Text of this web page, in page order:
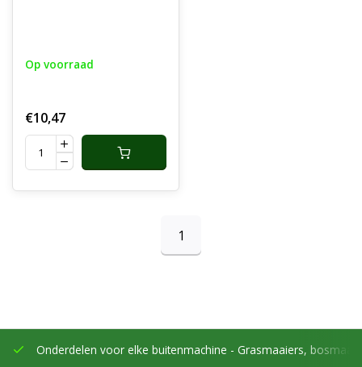
Op voorraad
€10,47
1
Onderdelen voor elke buitenmachine - Grasmaaiers,